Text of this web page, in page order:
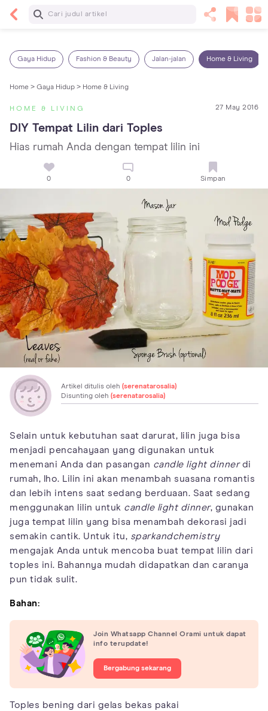
Baca Selanjutnya
Gaya Hidup Fashion & Beauty Jalan-jalan Home & Living
Home > Gaya Hidup > Home & Living
HOME & LIVING 27 May 2016
DIY Tempat Lilin dari Toples
Hias rumah Anda dengan tempat lilin ini
0 0 Simpan
Artikel ditulis oleh (serenatarosalia)
Disunting oleh (serenatarosalia)
Selain untuk kebutuhan saat darurat, lilin juga bisa
menjadi pencahayaan yang digunakan untuk
menemani Anda dan pasangan candle light dinnerdi
rumah, lho. Lilin ini akan menambah suasana romantis
dan lebih intens saat sedang berduaan. Saat sedang
menggunakan lilin untuk candle light dinner, gunakan
juga tempat lilin yang bisa menambah dekorasi jadi
semakin cantik. Untuk itu, sparkandchemistry
mengajak Anda untuk mencoba buat tempat lilin dari
toples ini. Bahannya mudah didapatkan dan caranya
pun tidak sulit.
Bahan:
Join Whatsapp Channel Orami untuk dapat
info terupdate!
Bergabung sekarang
Toples bening dari gelas bekas pakai